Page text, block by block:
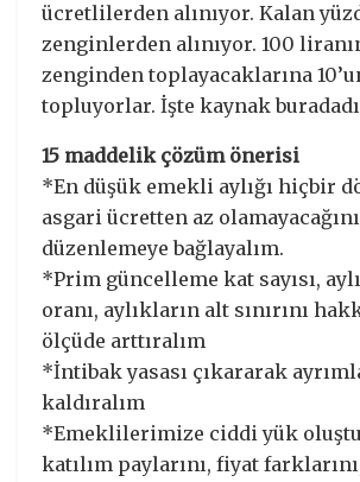
ücretlilerden alınıyor. Kalan
zenginlerden alınıyor. 100
zenginden toplayacaklarına
topluyorlar. İşte kaynak
15 maddelik çözüm önerisi
*En düşük emekli aylığı hiçbir
asgari ücretten az
düzenlemeye bağlayalım.
*Prim güncelleme kat sayısı,
oranı, aylıkların alt sınırını
ölçüde arttıralım
*İntibak yasası çıkararak
kaldıralım
*Emeklilerimize ciddi yük
katılım paylarını, fiyat